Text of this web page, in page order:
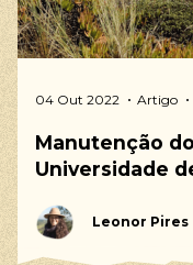
04 Out 2022 Artigo
Manutenção
Universidade
Leonor Pires